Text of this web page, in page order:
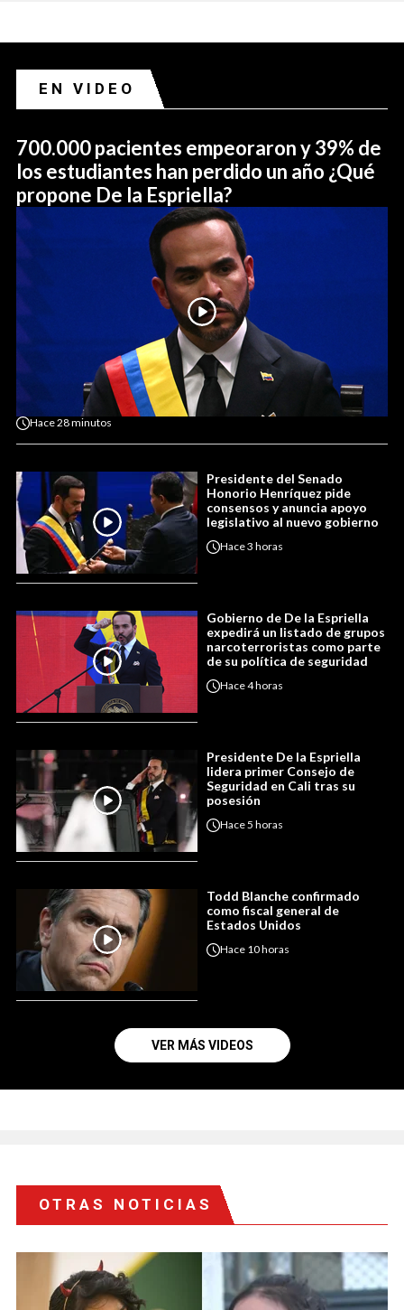
EN VIDEO
700.000 pacientes empeoraron y 39% de
los estudiantes han perdido un año ¿Qué
propone De la Espriella?
Hace28 minutos
Presidente del Senado
Honorio Henríquez pide
consensos y anuncia apoyo
legislativo al nuevo gobierno
Hace3 horas
Gobierno de De la Espriella
expedirá un listado de grupos
narcoterroristas como parte
de su política de seguridad
Hace4 horas
Presidente De la Espriella
lidera primer Consejo de
Seguridad en Cali tras su
posesión
Hace5 horas
Todd Blanche confirmado
como fiscal general de
Estados Unidos
Hace 10 horas
VER MÁS VIDEOS
OTRAS NOTICIAS